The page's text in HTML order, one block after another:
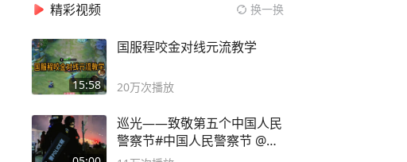
精彩视频 换一换
15:58
国服程咬金对线元流教学
20万次播放
巡光——致敬第五个中国人民
警察节#中国人民警察节 @抖
音小助手